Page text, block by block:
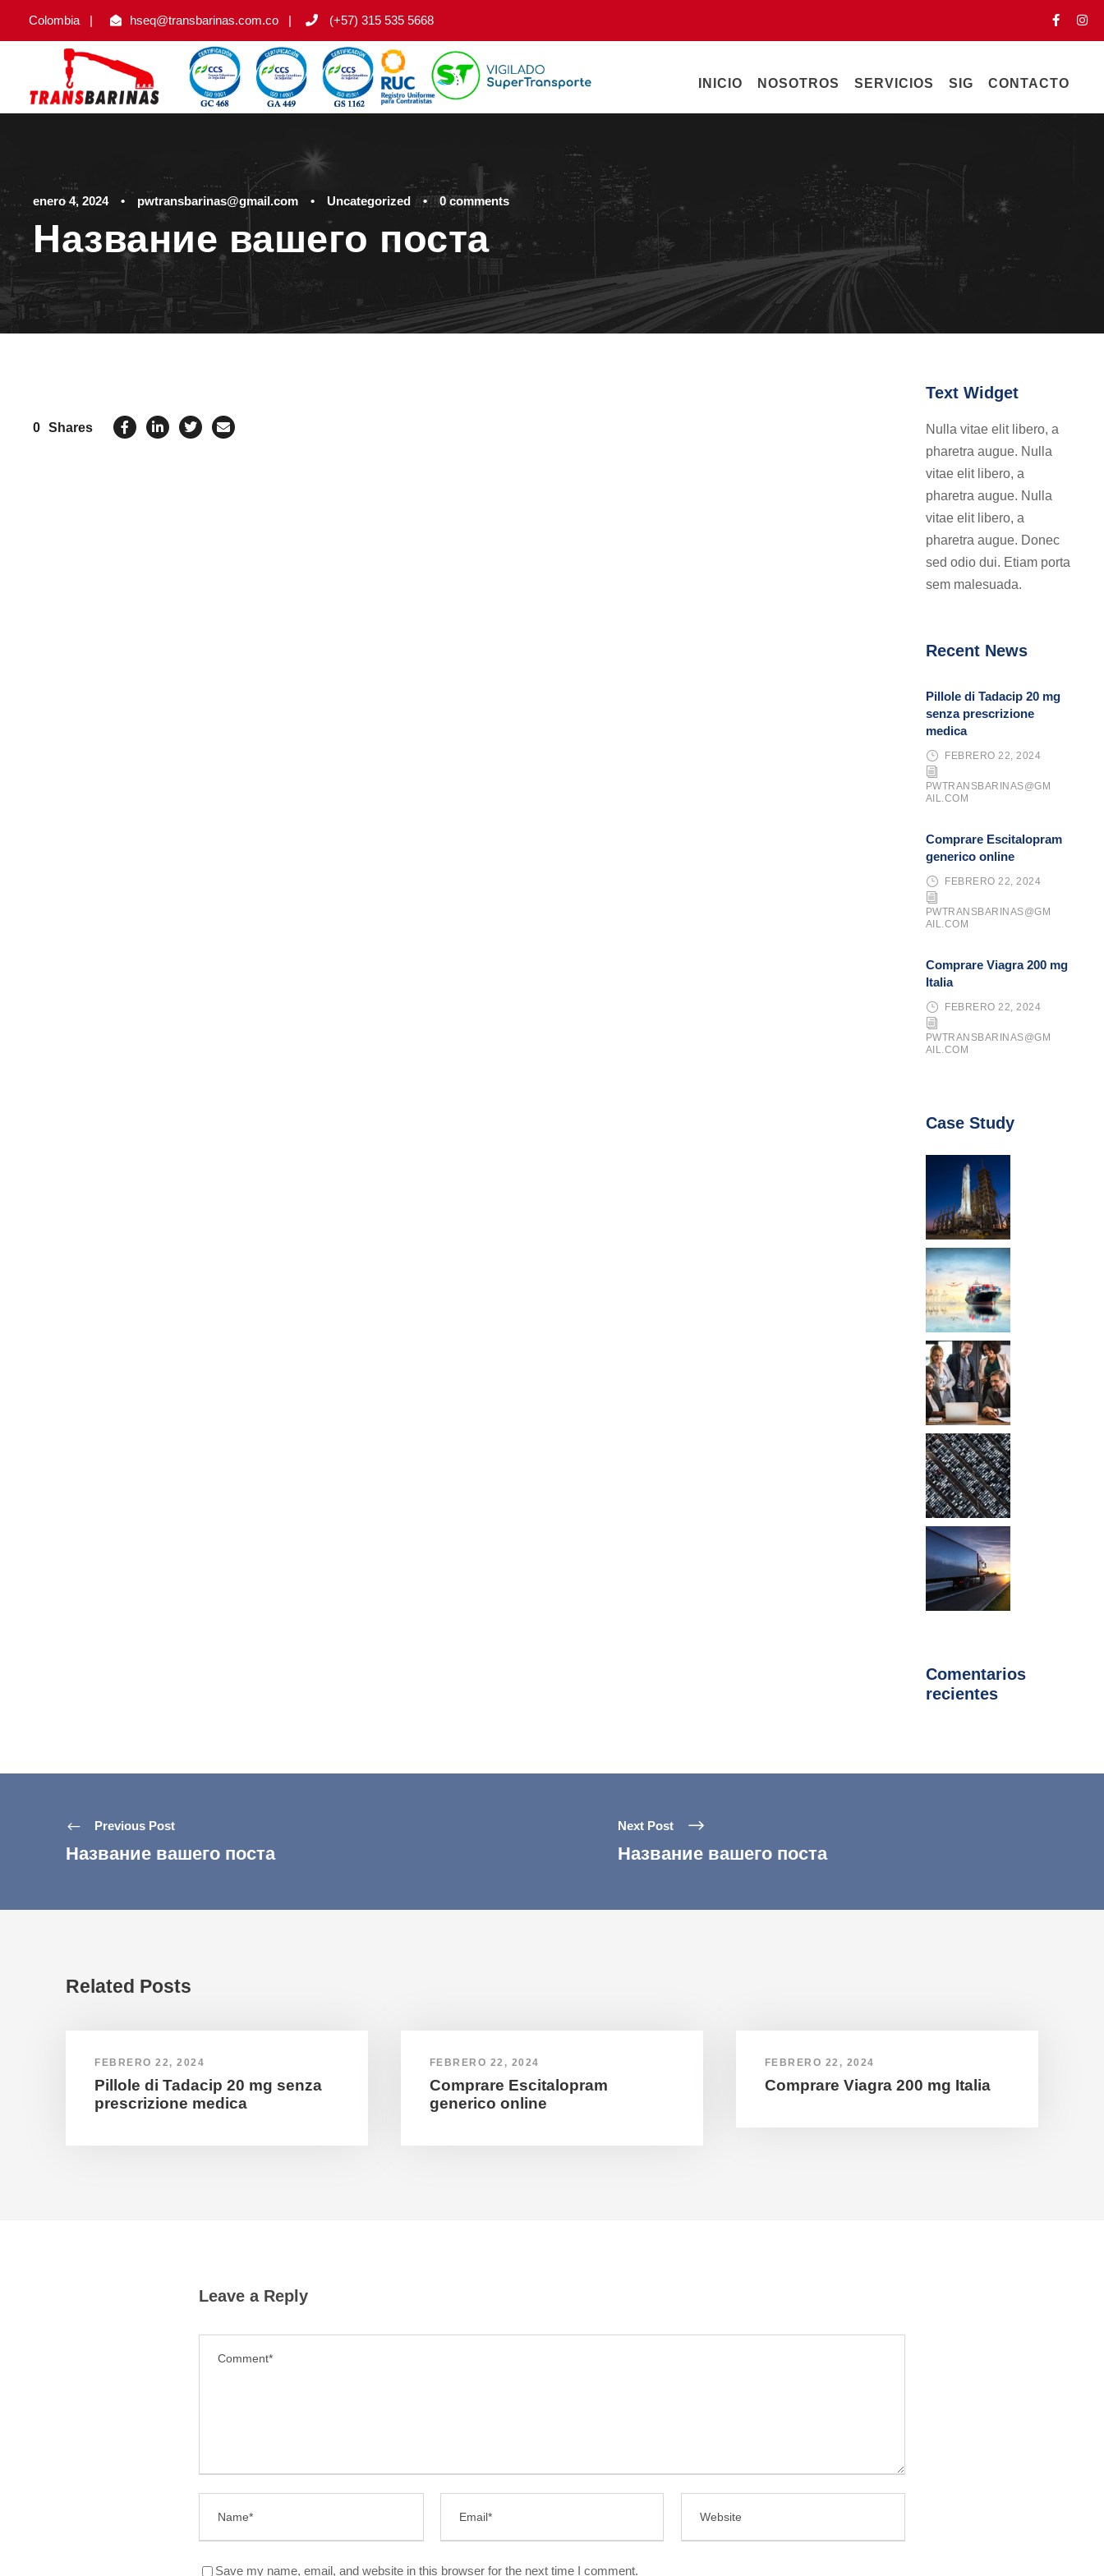
Colombia | hseq@transbarinas.com.co | (+57) 315 535 5668
INICIO NOSOTROS SERVICIOS SIG CONTACTO
enero 4, 2024 • pwtransbarinas@gmail.com • Uncategorized • 0 comments
Название вашего поста
0 Shares
Text Widget
Nulla vitae elit libero, a
pharetra augue. Nulla
vitae elit libero, a
pharetra augue. Nulla
vitae elit libero, a
pharetra augue. Donec
sed odio dui. Etiam porta
sem malesuada.
Recent News
Pillole di Tadacip 20 mg
senza prescrizione
medica
FEBRERO 22, 2024
PWTRANSBARINAS@GM
AIL.COM
Comprare Escitalopram
generico online
FEBRERO 22, 2024
PWTRANSBARINAS@GM
AIL.COM
Comprare Viagra 200 mg
Italia
FEBRERO 22, 2024
PWTRANSBARINAS@GM
AIL.COM
Case Study
Comentarios
recientes
Previous Post
Название вашего поста
Next Post
Название вашего поста
Related Posts
FEBRERO 22, 2024
Pillole di Tadacip 20 mg senza
prescrizione medica
FEBRERO 22, 2024
Comprare Escitalopram
generico online
FEBRERO 22, 2024
Comprare Viagra 200 mg Italia
Leave a Reply
Save my name, email, and website in this browser for the next time I comment.